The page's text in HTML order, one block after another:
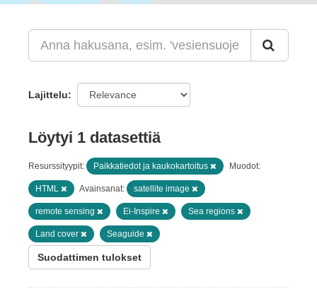
Lajittelu
Löytyi 1 datasettiä
Resurssityypit: Paikkatiedot ja kaukokartoitus Muodot:
HTML Avainsanat: satellite image
remote sensing Ei-Inspire Sea regions
Land cover Seaguide
Suodattimen tulokset